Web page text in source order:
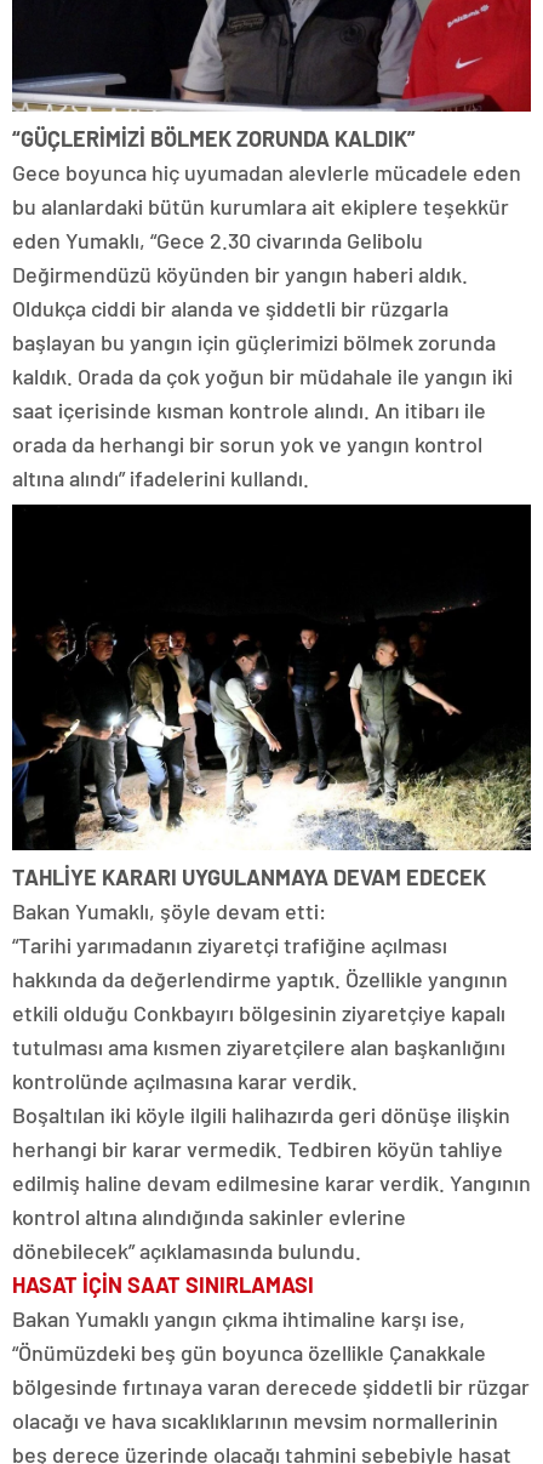
“GÜÇLERİMİZİ BÖLMEK ZORUNDA KALDIK”
Gece boyunca hiç uyumadan alevlerle mücadele eden
bu alanlardaki bütün kurumlara ait ekiplere teşekkür
eden Yumaklı, “Gece 2.30 civarında Gelibolu
Değirmendüzü köyünden bir yangın haberi aldık.
Oldukça ciddi bir alanda ve şiddetli bir rüzgarla
başlayan bu yangın için güçlerimizi bölmek zorunda
kaldık. Orada da çok yoğun bir müdahale ile yangın iki
saat içerisinde kısman kontrole alındı. An itibarı ile
orada da herhangi bir sorun yok ve yangın kontrol
altına alındı” ifadelerini kullandı.
TAHLİYE KARARI UYGULANMAYA DEVAM EDECEK
Bakan Yumaklı, şöyle devam etti:
“Tarihi yarımadanın ziyaretçi trafiğine açılması
hakkında da değerlendirme yaptık. Özellikle yangının
etkili olduğu Conkbayırı bölgesinin ziyaretçiye kapalı
tutulması ama kısmen ziyaretçilere alan başkanlığını
kontrolünde açılmasına karar verdik.
Boşaltılan iki köyle ilgili halihazırda geri dönüşe ilişkin
herhangi bir karar vermedik. Tedbiren köyün tahliye
edilmiş haline devam edilmesine karar verdik. Yangının
kontrol altına alındığında sakinler evlerine
dönebilecek” açıklamasında bulundu.
HASAT İÇİN SAAT SINIRLAMASI
Bakan Yumaklı yangın çıkma ihtimaline karşı ise,
“Önümüzdeki beş gün boyunca özellikle Çanakkale
bölgesinde fırtınaya varan derecede şiddetli bir rüzgar
olacağı ve hava sıcaklıklarının mevsim normallerinin
beş derece üzerinde olacağı tahmini sebebiyle hasat